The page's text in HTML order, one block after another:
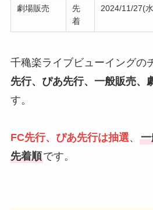
劇場販売
先
着
2024/11/27(
千穐楽ライブビューイングの
先行、ぴあ先行、一般販売、
す。
FC先行、ぴあ先行は抽選、
先着順です。